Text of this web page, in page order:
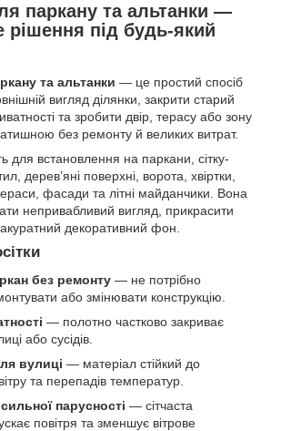
паркану та альтанки —
рішення під будь-який
та альтанки — це простий спосіб
вигляд ділянки, закрити старий
та зробити двір, терасу або зону
без ремонту й великих витрат.
для встановлення на паркани, сітку-
дерев’яні поверхні, ворота, хвіртки,
фасади та літні майданчики. Вона
непривабливий вигляд, прикрасити
акуратний декоративний фон.
без ремонту — не потрібно
або змінювати конструкцію.
— полотно частково закриває
або сусідів.
вулиці — матеріал стійкий до
та перепадів температур.
парусності — сітчаста
повітря та зменшує вітрове